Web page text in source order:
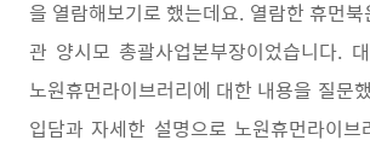
을 열람해보기로 했는데요. 열람한 휴먼
관 양시모 총괄사업본부장이었습니다.
노원휴먼라이브러리에 대한 내용을 질문
입담과 자세한 설명으로 노원휴먼라이브